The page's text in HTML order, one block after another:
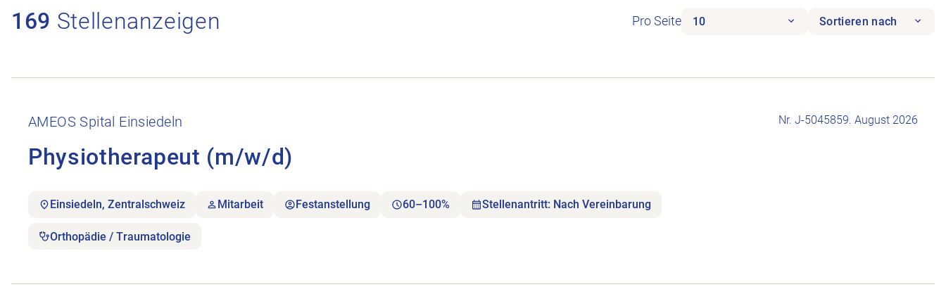
169 Stellenanzeigen Pro Seite 10 Sortieren nach
AMEOS Spital Einsiedeln
Physiotherapeut (m/w/d)
Nr. J-5045859. August 2026
Einsiedeln, Zentralschweiz Mitarbeit Festanstellung 60–100% Stellenantritt: Nach Vereinbarung
Orthopädie / Traumatologie